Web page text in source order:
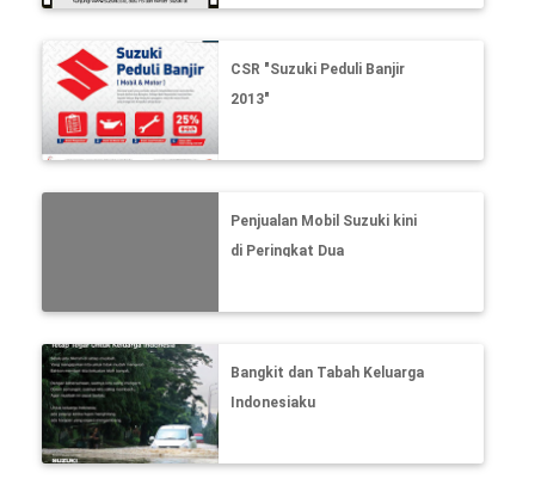
CSR "Suzuki Peduli Banjir
2013"
Penjualan Mobil Suzuki kini
di Peringkat Dua
Bangkit dan Tabah Keluarga
Indonesiaku